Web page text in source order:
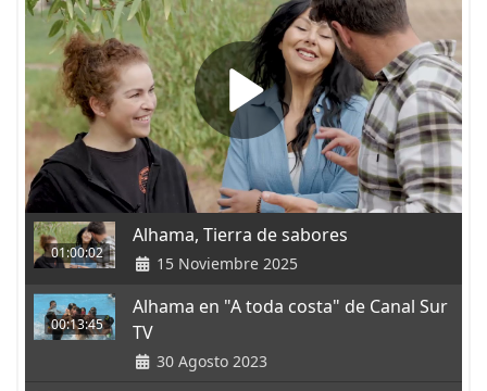
01:00:02
Alhama, Tierra de sabores
15 Noviembre 2025
00:13:45
Alhama en "A toda costa" de Canal Sur
TV
30 Agosto 2023